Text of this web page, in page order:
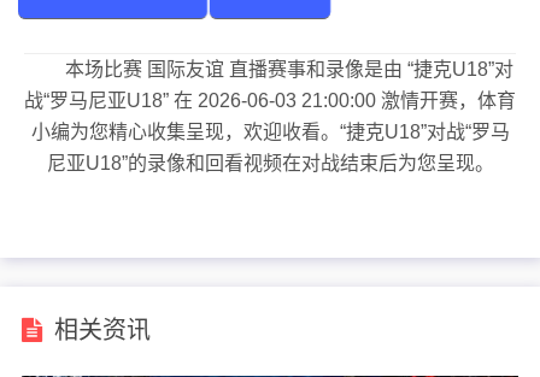
本场比赛 国际友谊 直播赛事和录像是由 “捷克U18”对
战“罗马尼亚U18” 在 2026-06-03 21:00:00 激情开赛，体育
小编为您精心收集呈现，欢迎收看。“捷克U18”对战“罗马
尼亚U18”的录像和回看视频在对战结束后为您呈现。
相关资讯